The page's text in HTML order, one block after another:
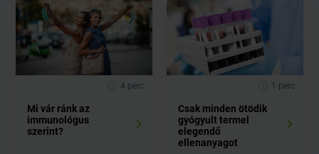
4 perc
Mi vár ránk az
immunológus
szerint?
1 perc
Csak minden ötödik
gyógyult termel
elegendő
ellenanyagot